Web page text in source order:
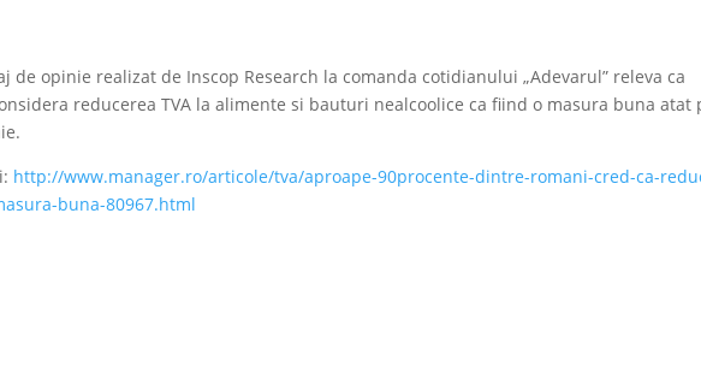
de opinie realizat de Inscop Research la comanda cotidianului „Adevarul” releva ca
reducerea TVA la alimente si bauturi nealcoolice ca fiind o masura buna atat
http://www.manager.ro/articole/tva/aproape-90procente-dintre-romani-cred-ca-
buna-80967.html